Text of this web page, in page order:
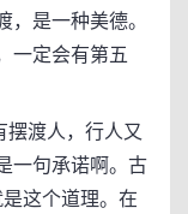
，是一种美德。
一定会有第五
渡人，行人又
一句承诺啊。古
是这个道理。在